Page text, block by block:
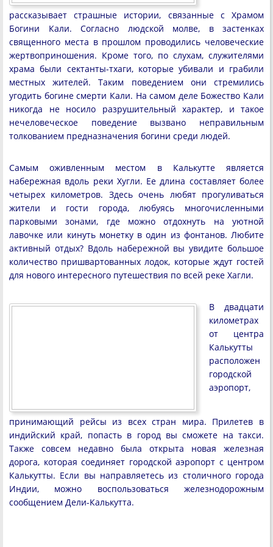
рассказывает страшные истории, связанные с Храмом
Богини Кали. Согласно людской молве, в застенках
священного места в прошлом проводились человеческие
жертвоприношения. Кроме того, по слухам, служителями
храма были сектанты-тхаги, которые убивали и грабили
местных жителей. Таким поведением они стремились
угодить богине смерти Кали. На самом деле Божество Кали
никогда не носило разрушительный характер, и такое
нечеловеческое поведение вызвано неправильным
толкованием предназначения богини среди людей.
Самым оживленным местом в Калькутте является
набережная вдоль реки Хугли. Ее длина составляет более
четырех километров. Здесь очень любят прогуливаться
жители и гости города, любуясь многочисленными
парковыми зонами, где можно отдохнуть на уютной
лавочке или кинуть монетку в один из фонтанов. Любите
активный отдых? Вдоль набережной вы увидите большое
количество пришвартованных лодок, которые ждут гостей
для нового интересного путешествия по всей реке Хагли.
В двадцати
километрах
от центра
Калькутты
расположен
городской
аэропорт,
принимающий рейсы из всех стран мира. Прилетев в
индийский край, попасть в город вы сможете на такси.
Также совсем недавно была открыта новая железная
дорога, которая соединяет городской аэропорт с центром
Калькутты. Если вы направляетесь из столичного города
Индии, можно воспользоваться железнодорожным
сообщением Дели-Калькутта.